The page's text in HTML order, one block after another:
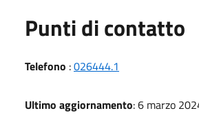
Punti di contatto
Telefono :026444.1
Ultimo aggiornamento: 6 marzo